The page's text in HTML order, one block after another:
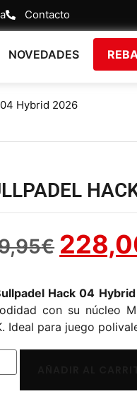
Contacto
NOVEDADES
Hybrid 2026
€
Hack 04
con su núcleo
Ideal para juego